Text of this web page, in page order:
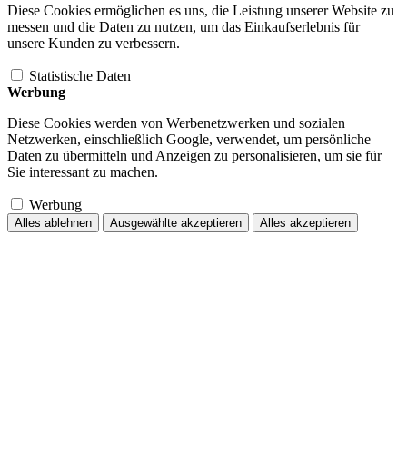
Diese Cookies ermöglichen es uns, die Leistung unserer Website zu
messen und die Daten zu nutzen, um das Einkaufserlebnis für
unsere Kunden zu verbessern.
Statistische Daten
Werbung
Diese Cookies werden von Werbenetzwerken und sozialen
Netzwerken, einschließlich Google, verwendet, um persönliche
Daten zu übermitteln und Anzeigen zu personalisieren, um sie für
Sie interessant zu machen.
Werbung
Alles ablehnen Ausgewählte akzeptieren Alles akzeptieren